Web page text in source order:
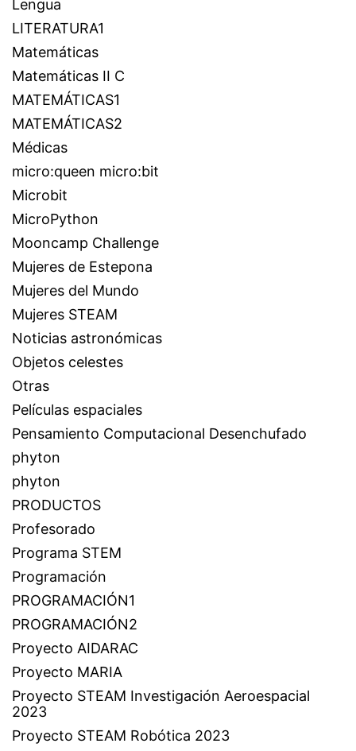
Lengua
LITERATURA1
Matemáticas
Matemáticas II C
MATEMÁTICAS1
MATEMÁTICAS2
Médicas
micro:queen micro:bit
Microbit
MicroPython
Mooncamp Challenge
Mujeres de Estepona
Mujeres del Mundo
Mujeres STEAM
Noticias astronómicas
Objetos celestes
Otras
Películas espaciales
Pensamiento Computacional Desenchufado
phyton
phyton
PRODUCTOS
Profesorado
Programa STEM
Programación
PROGRAMACIÓN1
PROGRAMACIÓN2
Proyecto AIDARAC
Proyecto MARIA
Proyecto STEAM Investigación Aeroespacial
2023
Proyecto STEAM Robótica 2023